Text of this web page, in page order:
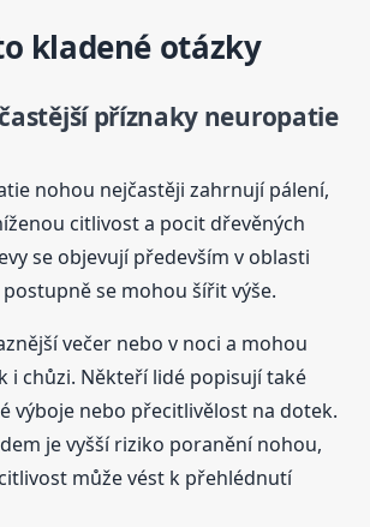
kladené otázky
příznaky neuropatie
nohou nejčastěji zahrnují pálení,
citlivost a pocit dřevěných
se objevují především v oblasti
se mohou šířit výše.
večer nebo v noci a mohou
i chůzi. Někteří lidé popisují také
výboje nebo přecitlivělost na dotek.
je vyšší riziko poranění nohou,
může vést k přehlédnutí